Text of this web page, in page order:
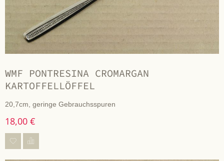
WMF PONTRESINA CROMARGAN
KARTOFFELLÖFFEL
20,7cm, geringe Gebrauchsspuren
18,00 €